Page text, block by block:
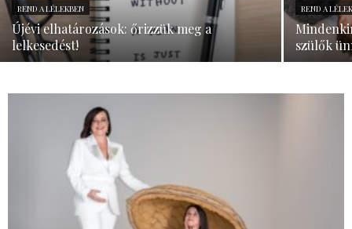
REND A LÉLEKBEN
Újévi elhatározások: őrizzük meg a
lelkesedést!
REND A
szülők